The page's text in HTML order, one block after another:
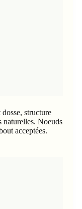
structure
naturelles. Noeuds
acceptées.